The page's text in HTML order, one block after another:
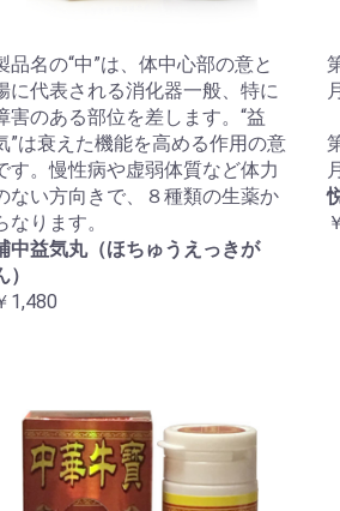
品名の“中”は、体中心部の意と
に代表される消化器一般、特に
害のある部位を差します。“益
”は衰えた機能を高める作用の意
す。慢性病や虚弱体質など体力
ない方向きで、８種類の生薬か
なります。
中益気丸（ほちゅうえっきが
）
1,480